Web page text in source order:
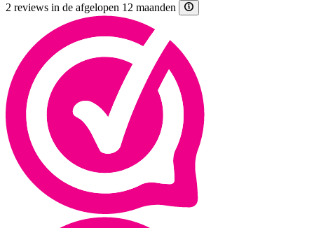
2 reviews in de afgelopen 12 maanden